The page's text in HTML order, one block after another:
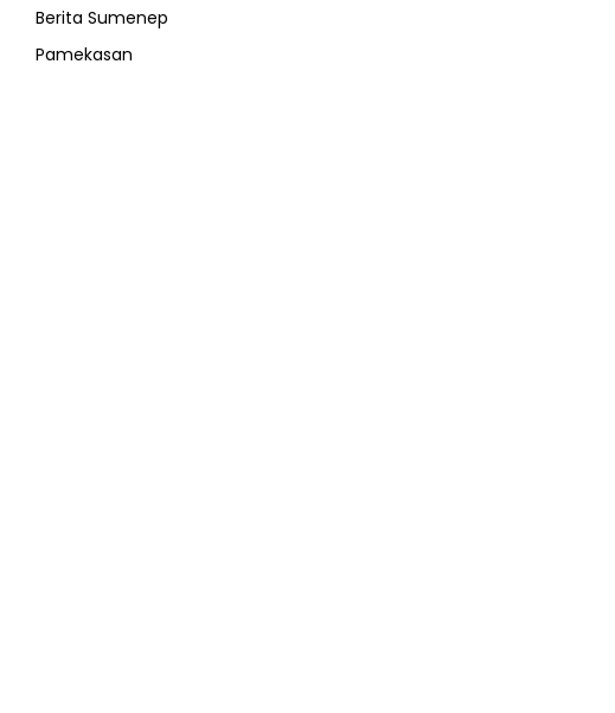
Berita Sumenep
Pamekasan